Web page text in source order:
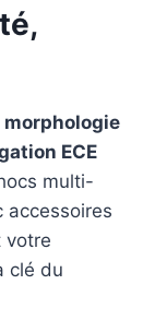
morphologie
ECE
multi-
accessoires
votre
clé du